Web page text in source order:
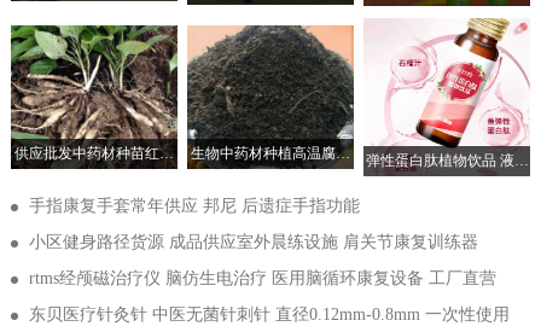
育运动路径漫步机
数款跳绳初三儿童小学生
供应批发中药材种苗红花
发
生物中药材种植高温腐熟
弹性蛋白肽植物饮品 液饮
手指康复手套常年供应 邦尼 后遗症手指功能
小区健身路径货源 成品供应室外晨练设施 肩关节康复训练器
rtms经颅磁治疗仪 脑仿生电治疗 医用脑循环康复设备 工厂直营
东贝医疗针灸针 中医无菌针刺针 直径0.12mm-0.8mm 一次性使用